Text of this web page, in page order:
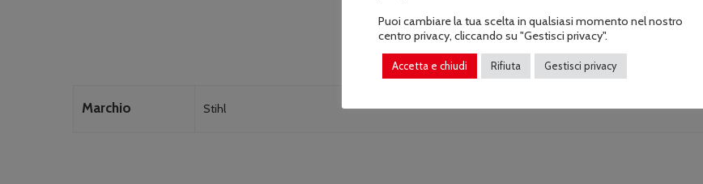
Marchio Stihl
Puoi cambiare la tua scelta in qualsiasi momento nel nostro
centro privacy, cliccando su "Gestisci privacy".
Accetta e chiudi Rifiuta Gestisci privacy